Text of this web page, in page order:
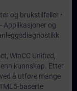
og brukstilfeller •
Applikasjoner og
WinCC Unified,
kunnskap. Etter
å utføre mange
baserte